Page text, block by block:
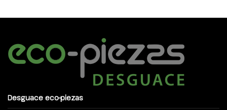
Desguace eco-piezas